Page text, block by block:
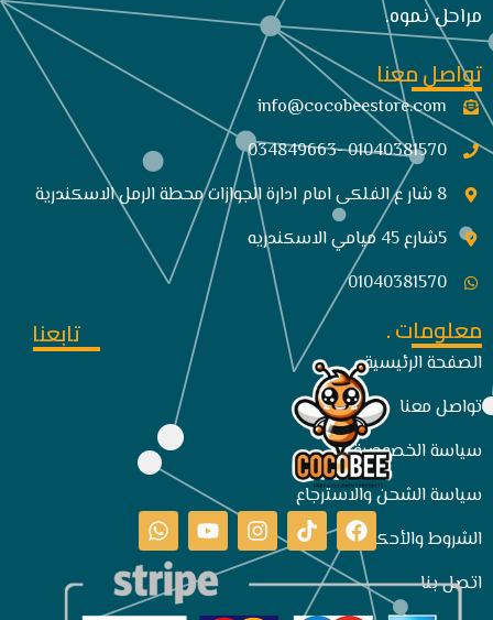
مراحل نموه.
تواصل معنا
info@cocobeestore.com​
01040381570 -034849663
8 شار ع الفلكى امام ادارة الجوازات محطة الرمل الاسكندرية
5شارع 45 ميامي الاسكندريه
01040381570
معلومات .
الصفحة الرئيسية
تواصل معنا
سياسة الخصوصية
سياسة الشحن والاسترجاع
الشروط والأحكام
اتصل بنا
تابعنا